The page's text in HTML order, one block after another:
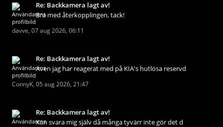
Re: Backkamera lagt av!
Bra med återkopplingen, tack!
davve, 07 aug 2026, 06:11
Re: Backkamera lagt av!
Även jag har reagerat med på KIA's hutlösa reservd
ConnyK, 05 aug 2026, 21:47
Re: Backkamera lagt av!
Kan svara mig själv då många tyvärr inte gör det d